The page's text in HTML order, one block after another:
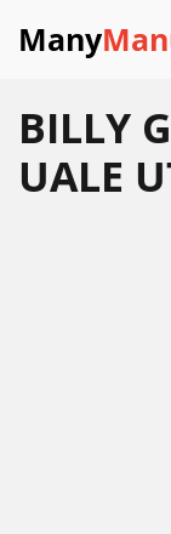
Many
BILLY
UALE